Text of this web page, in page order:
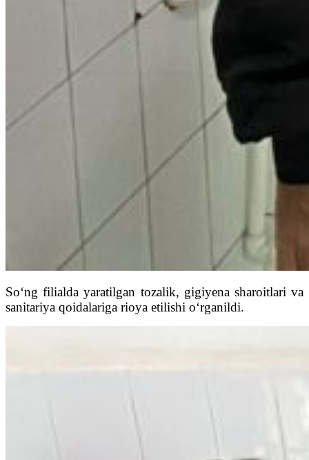
So‘ng filialda yaratilgan tozalik, gigiyena sharoitlari va
sanitariya qoidalariga rioya etilishi o‘rganildi.